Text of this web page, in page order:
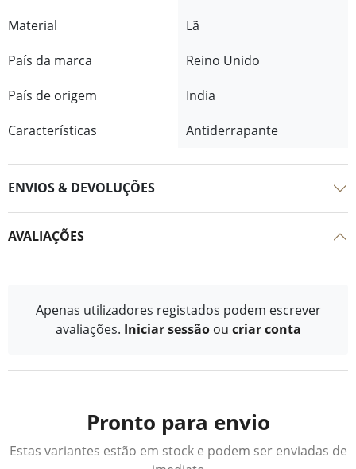
Material
Lã
País da marca
Reino Unido
País de origem
India
Características
Antiderrapante
ENVIOS & DEVOLUÇÕES
AVALIAÇÕES
Apenas utilizadores registados podem escrever
avaliações. Iniciar sessão ou criar conta
Pronto para envio
Estas variantes estão em stock e podem ser enviadas de